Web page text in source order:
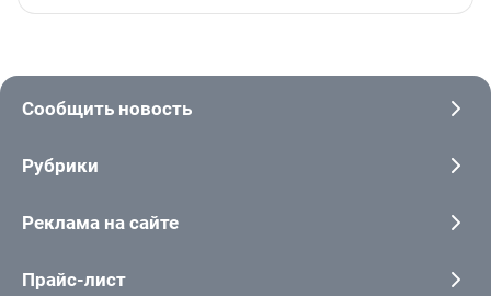
Сообщить новость
Рубрики
Реклама на сайте
Прайс-лист